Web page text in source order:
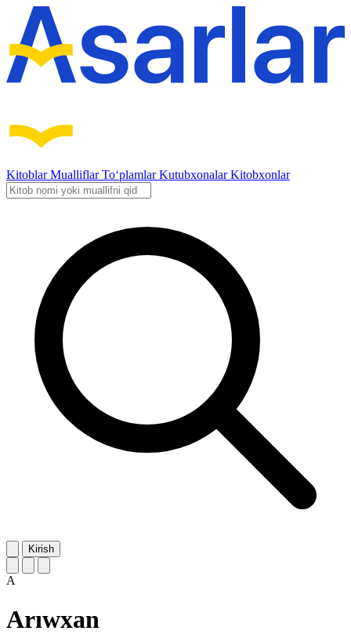
KitoblarMualliflarTo‘plamlarKutubxonalarKitobxonlar
Kirish
A
Arıwxan